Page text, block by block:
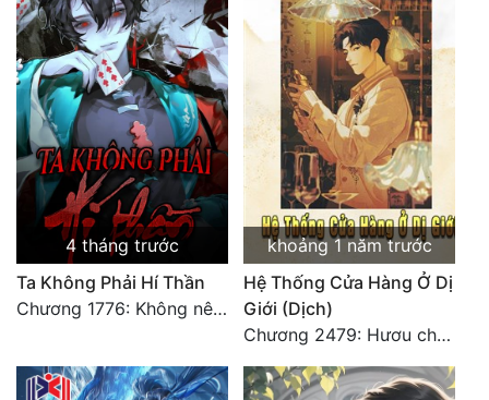
4 tháng trước
Ta Không Phải Hí Thần
Chương 1776: Không nên để lại bất kỳ tiếc nuối nào
khoảng 1 năm trước
Hệ Thống Cửa Hàng Ở Dị
Giới (Dịch)
Chương 2479: Hươu chết về tay ai? (Đại kết cục) (3)